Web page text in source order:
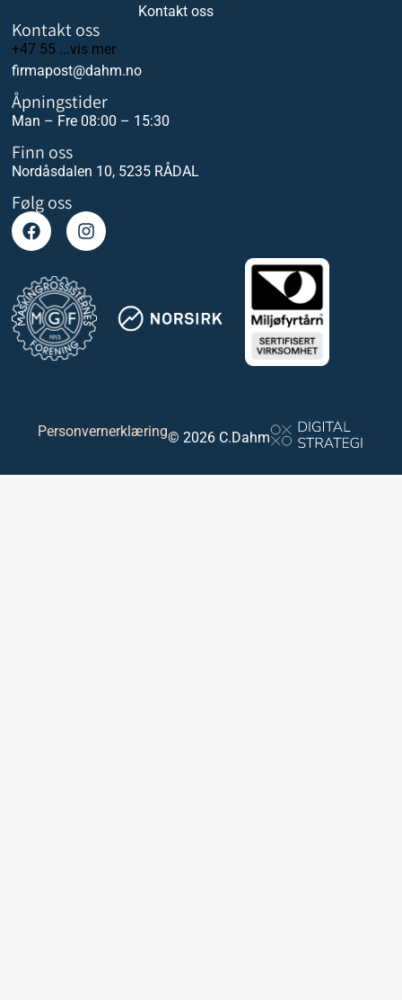
Kontakt oss
Kontakt oss
+47 55 ...vis mer
firmapost@dahm.no
Åpningstider
Man – Fre 08:00 – 15:30
Finn oss
Nordåsdalen 10, 5235 RÅDAL
Følg oss
Personvernerklæring© 2026 C.Dahm